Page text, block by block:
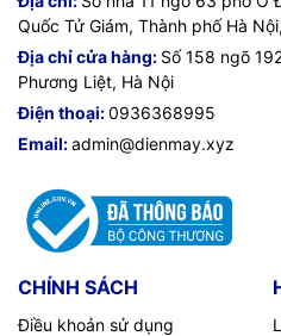
Quốc Tử Giám, Thành phố Hà
Địa chỉ cửa hàng: Số 158 ngõ
Phương Liệt, Hà Nội
Điện thoại:0936368995
Email:admin@dienmay.xyz
CHÍNH SÁCH
Điều khoản sử dụng